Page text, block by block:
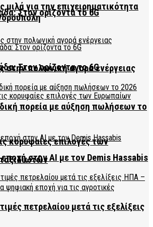
Στον ορίζοντα το 6G
στην πολωνική αγορά ενέργειας
κορυφαίες επιλογές των
μιλά για την επιχειρηματικότητα
Στον ορίζοντα το 6G
πορεία με αύξηση πωλήσεων το
στην AI με τον Demis Hassabis
πετρελαίου μετά τις εξελίξεις